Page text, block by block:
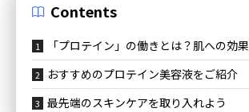
Contents
「プロテイン」の働きとは？肌への効果
おすすめのプロテイン美容液をご紹介
最先端のスキンケアを取り入れよう